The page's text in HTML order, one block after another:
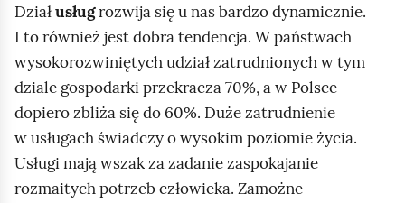
Działusługrozwija się u nas bardzo dynamicznie.
I to również jest dobra tendencja. W państwach
wysokorozwiniętych udział zatrudnionych w tym
dziale gospodarki przekracza 70%, a w Polsce
dopiero zbliża się do 60%. Duże zatrudnienie
w usługach świadczy o wysokim poziomie życia.
Usługi mają wszak za zadanie zaspokajanie
rozmaitych potrzeb człowieka. Zamożne